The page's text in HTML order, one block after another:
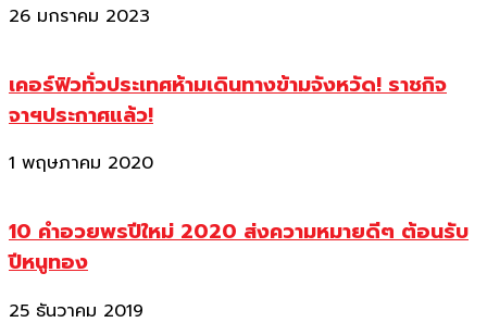
26 มกราคม 2023
เคอร์ฟิวทั่วประเทศห้ามเดินทางข้ามจังหวัด! ราชกิจ
จาฯประกาศแล้ว!
1 พฤษภาคม 2020
10 คำอวยพรปีใหม่ 2020 ส่งความหมายดีๆ ต้อนรับ
ปีหนูทอง
25 ธันวาคม 2019